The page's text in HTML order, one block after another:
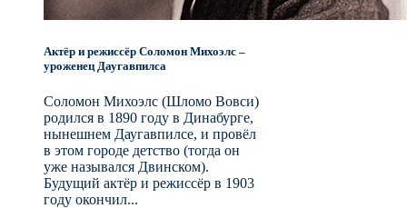
Актёр и режиссёр Соломон Михоэлс –
уроженец Даугавпилса
Соломон Михоэлс (Шломо Вовси)
родился в 1890 году в Динабурге,
нынешнем Даугавпилсе, и провёл
в этом городе детство (тогда он
уже назывался Двинском).
Будущий актёр и режиссёр в 1903
году окончил...